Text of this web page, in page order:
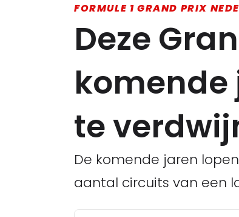
FORMULE 1 GRAND PRIX
Deze
komende
te
De komende jaren
aantal circuits van een